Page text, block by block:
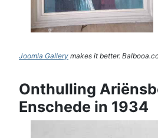
Joomla Gallery makes it better.
Onthulling
Enschede in 1934